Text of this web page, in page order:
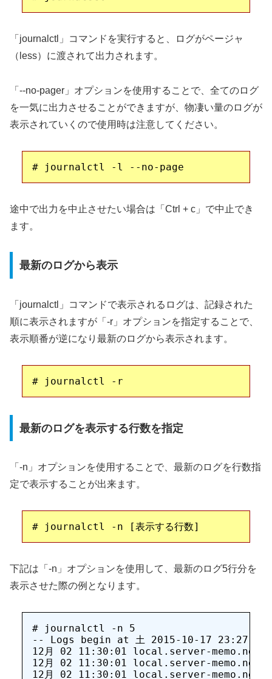
「journalctl」コマンドを実行すると、ログがページャ
（less）に渡されて出力されます。
「--no-pager」オプションを使用することで、全てのログ
を一気に出力させることができますが、物凄い量のログが
表示されていくので使用時は注意してください。
途中で出力を中止させたい場合は「Ctrl + c」で中止でき
ます。
最新のログから表示
「journalctl」コマンドで表示されるログは、記録された
順に表示されますが「-r」オプションを指定することで、
表示順番が逆になり最新のログから表示されます。
最新のログを表示する行数を指定
「-n」オプションを使用することで、最新のログを行数指
定で表示することが出来ます。
下記は「-n」オプションを使用して、最新のログ5行分を
表示させた際の例となります。
# journalctl -n 5
-- Logs begin at 土 2015-10-17
12月 02 11:30:01 local.server-
12月 02 11:30:01 local.server-
12月 02 11:30:01 local.server-